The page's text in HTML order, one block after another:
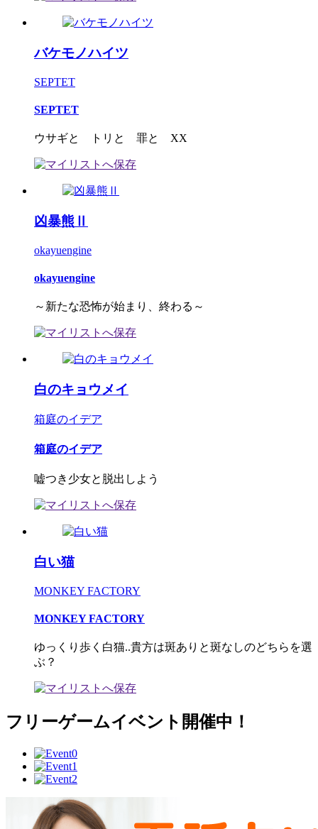
バケモノハイツ
SEPTET
SEPTET
ウサギと トリと 罪と XX
凶暴熊Ⅱ
okayuengine
okayuengine
～新たな恐怖が始まり、終わる～
白のキョウメイ
箱庭のイデア
箱庭のイデア
嘘つき少女と脱出しよう
白い猫
MONKEY FACTORY
MONKEY FACTORY
ゆっくり歩く白猫..貴方は斑ありと斑なしのどちらを選
ぶ？
フリーゲームイベント開催中！